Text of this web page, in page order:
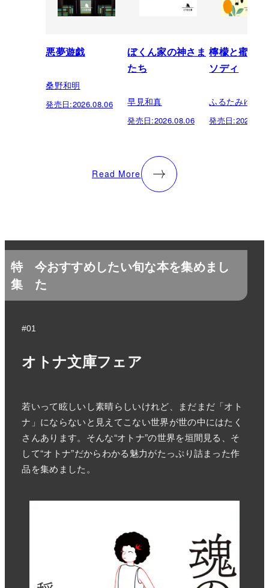
悪夢遊戯
桑野和明
発売日:2026.08.06
ぼくん家の神さま
たち
早見和真
発売日:2026.08.06
檸檬と蜜柑
ソディ
ふるたみゆき
発売日:
Read More
特
集
今おすすめしたい旬な本を集めまし
た
#01
オトナ文庫フェア
若いって眩しいし素晴らしいけれど、まだまだ「オト
ナ」にならないと見えてこない世界が世の中にはたく
さんあります。そんな“オトナ”の世界を垣間見る、そ
して“オトナ”だからわかる魅力がたっぷり詰まった作
品を集めました。